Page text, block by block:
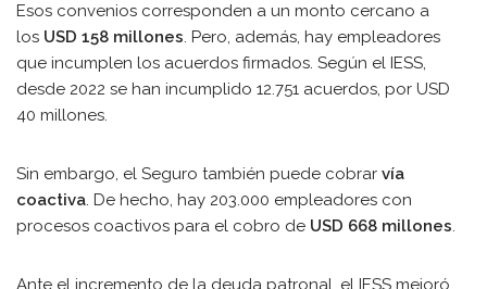
Esos convenios corresponden a un monto cercano a
los USD 158 millones. Pero, además, hay empleadores
que incumplen los acuerdos firmados. Según el IESS,
desde 2022 se han incumplido 12.751 acuerdos, por USD
40 millones.
Sin embargo, el Seguro también puede cobrar vía
coactiva. De hecho, hay 203.000 empleadores con
procesos coactivos para el cobro de USD 668 millones.
Ante el incremento de la deuda patronal, el IESS mejoró